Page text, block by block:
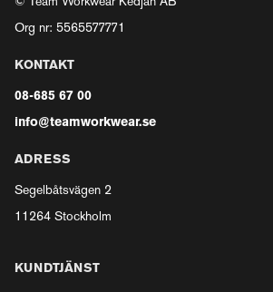
Org nr: 5565577771
KONTAKT
08-685 67 00
info@teamworkwear.se
ADRESS
Segelbåtsvägen 2
11264 Stockholm
KUNDTJÄNST